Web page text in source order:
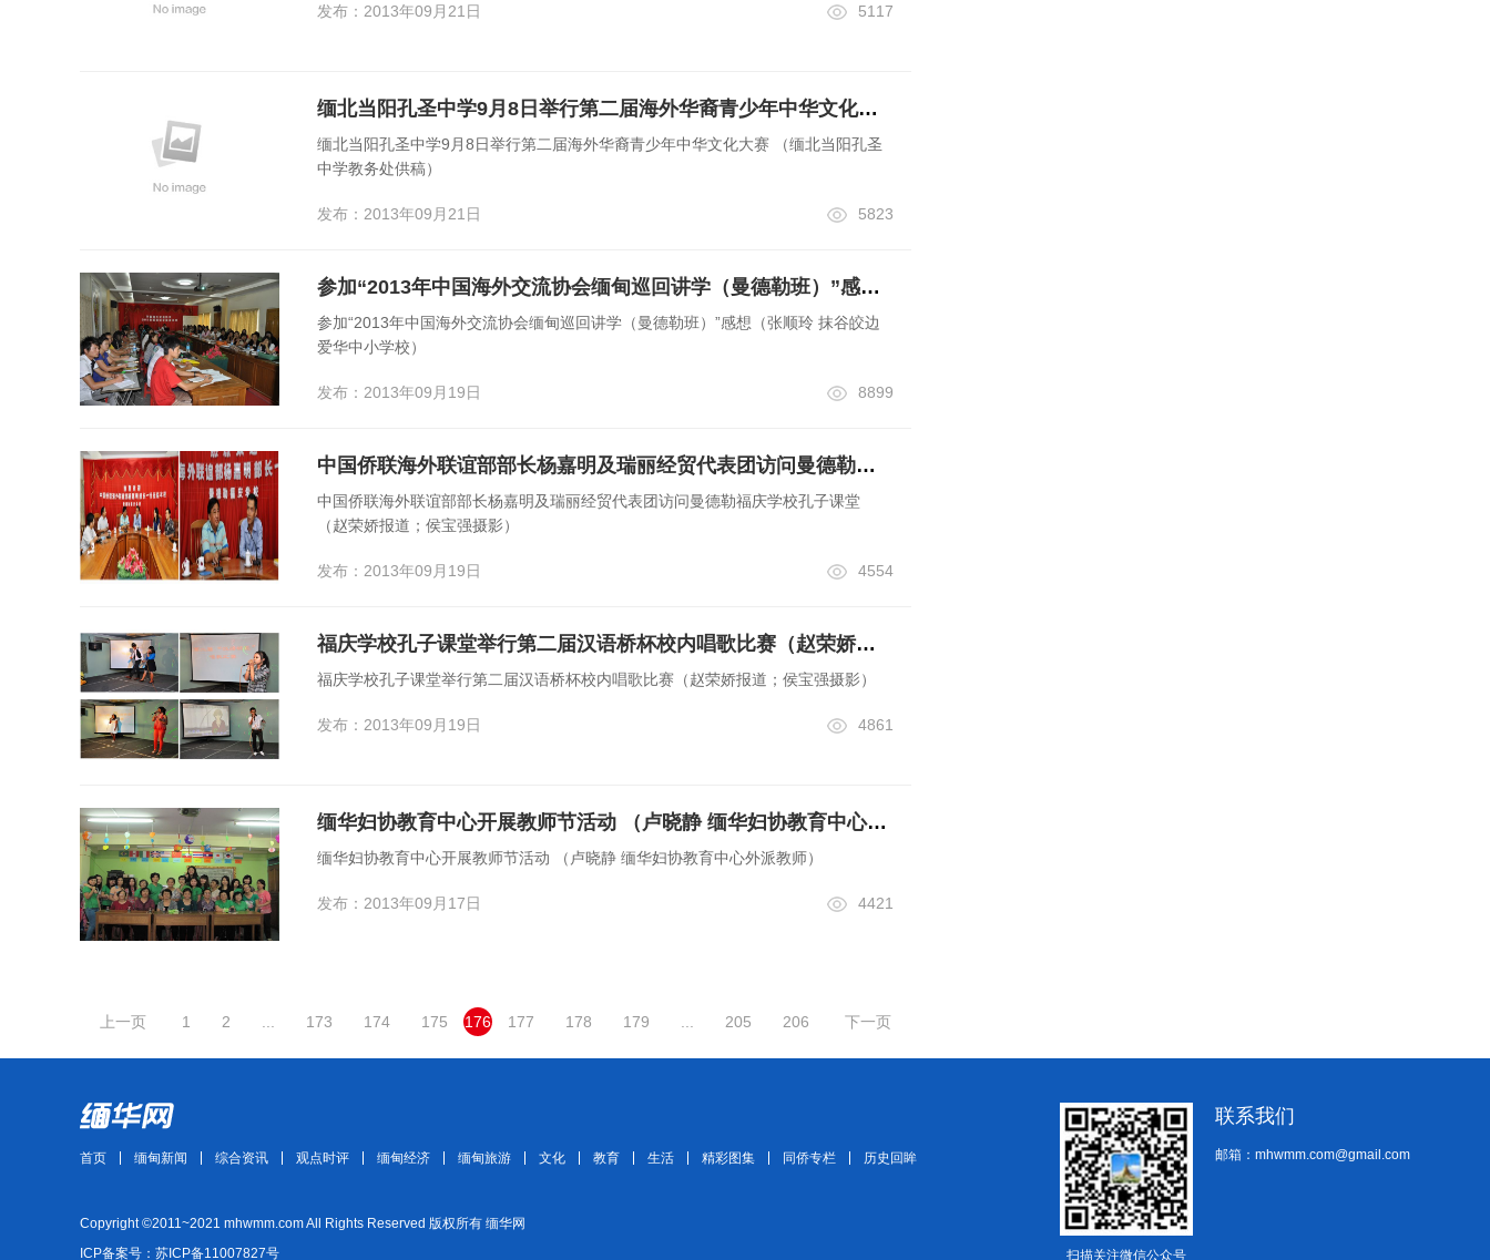
发布：2013年09月21日 5117
缅北当阳孔圣中学9月8日举行第二届海外华裔青少年中华文化大赛 （缅北当阳孔圣中学教务处供稿）
缅北当阳孔圣中学9月8日举行第二届海外华裔青少年中华文化大赛 （缅北当阳孔圣
中学教务处供稿）
发布：2013年09月21日 5823
参加“2013年中国海外交流协会缅甸巡回讲学（曼德勒班）”感想（张顺玲 抹谷皎边爱华中小学校）
参加“2013年中国海外交流协会缅甸巡回讲学（曼德勒班）”感想（张顺玲 抹谷皎边
爱华中小学校）
发布：2013年09月19日 8899
中国侨联海外联谊部部长杨嘉明及瑞丽经贸代表团访问曼德勒福庆学校孔子课堂 （赵荣娇报道；侯宝强摄影）
中国侨联海外联谊部部长杨嘉明及瑞丽经贸代表团访问曼德勒福庆学校孔子课堂
（赵荣娇报道；侯宝强摄影）
发布：2013年09月19日 4554
福庆学校孔子课堂举行第二届汉语桥杯校内唱歌比赛（赵荣娇报道；侯宝强摄影）
福庆学校孔子课堂举行第二届汉语桥杯校内唱歌比赛（赵荣娇报道；侯宝强摄影）
发布：2013年09月19日 4861
缅华妇协教育中心开展教师节活动 （卢晓静 缅华妇协教育中心外派教师）
缅华妇协教育中心开展教师节活动 （卢晓静 缅华妇协教育中心外派教师）
发布：2013年09月17日 4421
上一页 1 2 173 174 175 176 177 178 179 205 206 下一页
首页 缅甸新闻 综合资讯 观点时评 缅甸经济 缅甸旅游 文化 教育 生活 精彩图集 同侨专栏 历史回眸
Copyright ©2011~2021 mhwmm.com All Rights Reserved 版权所有 缅华网
ICP备案号：苏ICP备11007827号
扫描关注微信公众号
联系我们
邮箱：mhwmm.com@gmail.com